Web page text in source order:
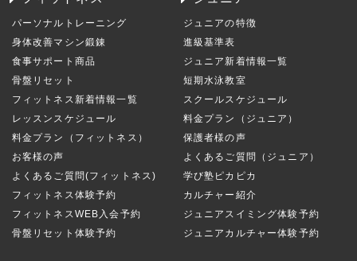
パーソナルトレーニング
身体改善マシン鍛錬
食事サポート商品
骨盤リセット
フィットネス新着情報一覧
レッスンスケジュール
料金プラン（フィットネス）
お客様の声
よくあるご質問(フィットネス)
フィットネス体験予約
フィットネスWEB入会予約
骨盤リセット体験予約
ジュニアの特徴
進級基準表
ジュニア新着情報一覧
短期水泳教室
スクールスケジュール
料金プラン（ジュニア）
保護者様の声
よくあるご質問（ジュニア）
学び塾ピカピカ
カルチャー紹介
ジュニアスイミング体験予約
ジュニアカルチャー体験予約